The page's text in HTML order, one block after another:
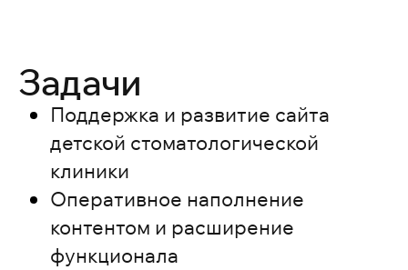
Задачи
Поддержка и развитие сайта
детской стоматологической
клиники
Оперативное наполнение
контентом и расширение
функционала